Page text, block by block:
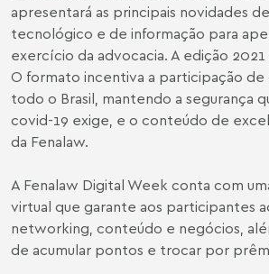
apresentará as principais novidades
tecnológico e de informação para
exercício da advocacia. A edição
O formato incentiva a participação de
todo o Brasil, mantendo a segurança
covid-19 exige, e o conteúdo de
da Fenalaw.
A Fenalaw Digital Week conta com
virtual que garante aos participantes
networking, conteúdo e negócios,
de acumular pontos e trocar por